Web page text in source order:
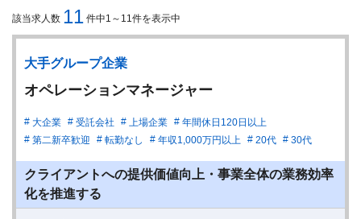
該当求人数 11 件中1～11件を表示中
大手グループ企業
オペレーションマネージャー
大企業 受託会社 上場企業
年間休日120日以上
第二新卒歓迎
転勤なし 年収1,000万円以上 20代 30代
クライアントへの提供価値向上・事業全体の業務効率
化を推進する